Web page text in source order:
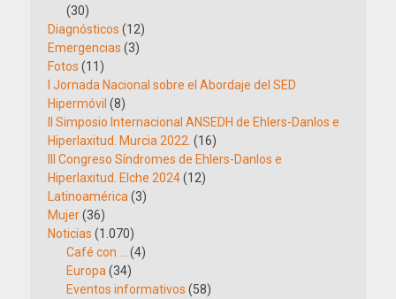
(30)
Diagnósticos (12)
Emergencias (3)
Fotos (11)
I Jornada Nacional sobre el Abordaje del SED
Hipermóvil (8)
II Simposio Internacional ANSEDH de Ehlers-Danlos e
Hiperlaxitud. Murcia 2022. (16)
III Congreso Síndromes de Ehlers-Danlos e
Hiperlaxitud. Elche 2024(12)
Latinoamérica (3)
Mujer(36)
Noticias (1.070)
Café con …
(4)
Europa (34)
Eventos informativos (58)